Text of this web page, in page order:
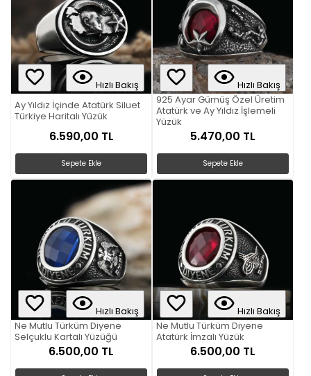
Hızlı Bakış
Ay Yıldız İçinde Atatürk Siluet
Türkiye Haritalı Yüzük
6.590,00 TL
Sepete Ekle
Hızlı Bakış
925 Ayar Gümüş Özel Üretim
Atatürk ve Ay Yıldız İşlemeli
Yüzük
5.470,00 TL
Sepete Ekle
Hızlı Bakış
Ne Mutlu Türküm Diyene
Selçuklu Kartalı Yüzüğü
6.500,00 TL
Hızlı Bakış
Ne Mutlu Türküm Diyene
Atatürk İmzalı Yüzük
6.500,00 TL